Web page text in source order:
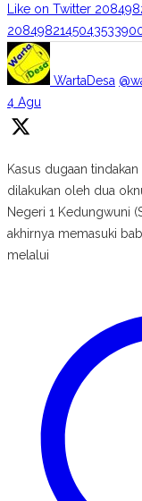
Like on Twitter
WartaDesa
4 Agu
Kasus dugaan
dilakukan oleh dua
Negeri 1 Kedungwuni
akhirnya memasuki
melalui